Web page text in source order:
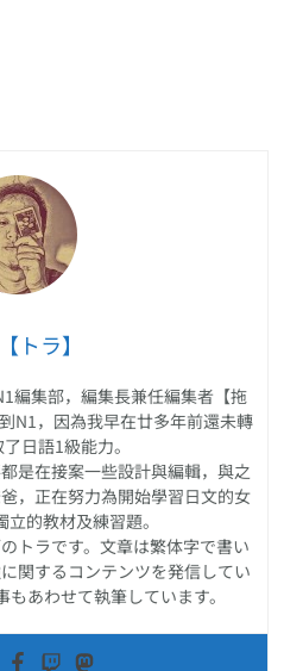
トラ】
編集部，編集長兼任編集者【拖
N1，因為我早在廿多年前還未轉
日語1級能力。
是在接案一些設計與編輯，與之
，正在努力為開始學習日文的女
的教材及練習題。
トラです。文章は繁体字で書い
関するコンテンツを発信してい
あわせて執筆しています。